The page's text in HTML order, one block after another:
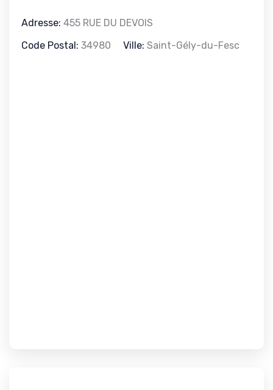
Adresse: 455 RUE DU DEVOIS
Code Postal: 34980 Ville: Saint-Gély-du-Fesc